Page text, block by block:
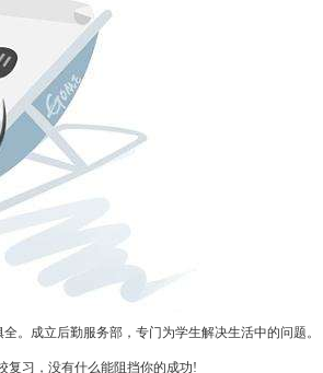
成立后勤服务部，专门为学生解决生活中的问题。
复习，没有什么能阻挡你的成功!